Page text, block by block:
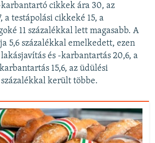
cikkek ára 30, az
a testápolási cikkeké 15, a
11 százalékkal lett magasabb. A
5,6 százalékkal emelkedett, ezen
és -karbantartás 20,6, a
15,6, az üdülési
százalékkal került többe.